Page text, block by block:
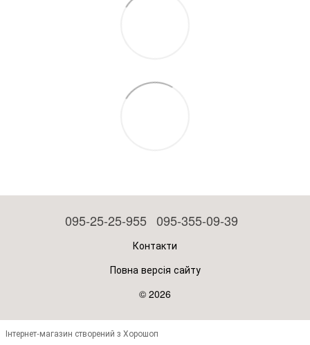
095-25-25-955 095-355-09-39
Контакти
Повна версія сайту
© 2026
Інтернет-магазин створений з Хорошоп